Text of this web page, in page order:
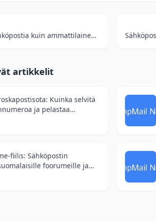
Käytä väliaikaista sähköpostia kuin ammattilainen: Tiedonhankintasi salainen ase
artikkelit
Kuinka selvitä
ja pelastaa
fiilis: Sähköpostin
foorumeille ja